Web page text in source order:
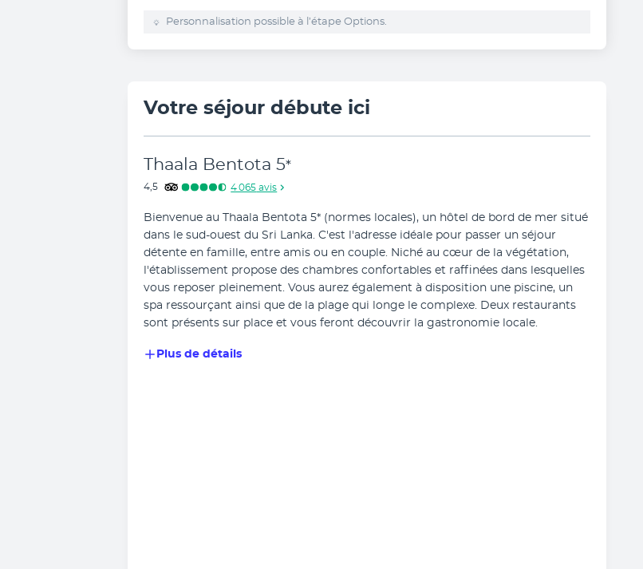
Personnalisation possible à l’étape Options.
Votre séjour débute ici
Thaala Bentota 5*
4,5 4 065 avis
Bienvenue au Thaala Bentota 5* (normes locales), un hôtel de bord de mer situé
dans le sud-ouest du Sri Lanka. C'est l'adresse idéale pour passer un séjour
détente en famille, entre amis ou en couple. Niché au cœur de la végétation,
l'établissement propose des chambres confortables et raffinées dans lesquelles
vous reposer pleinement. Vous aurez également à disposition une piscine, un
spa ressourçant ainsi que de la plage qui longe le complexe. Deux restaurants
sont présents sur place et vous feront découvrir la gastronomie locale.
Plus de détails